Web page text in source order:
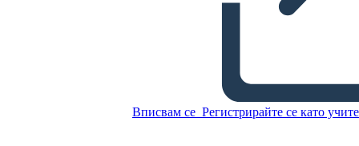
Вписвам се Регистрирайте се като
Allusioni di Fantasmi